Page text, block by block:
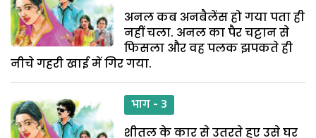
अनल कब अनबैलेंस हो गया पता ही
नहीं चला. अनल का पैर चट्टान से
फिसला और वह पलक झपकते ही
नीचे गहरी खाई में गिर गया.
भाग - 3
शीतल के कार से उतरते हुए उसे घर